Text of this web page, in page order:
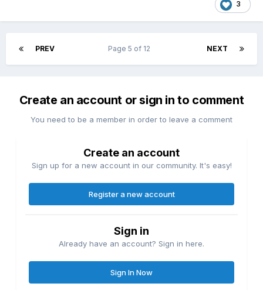
3
PREV NEXT
Page 5 of 12
Create an account or sign in to comment
You need to be a member in order to leave a comment
Create an account
Sign up for a new account in our community. It's easy!
Register a new account
Sign in
Already have an account? Sign in here.
Sign In Now